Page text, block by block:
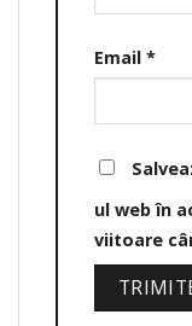
Email *
ul web în
viitoare